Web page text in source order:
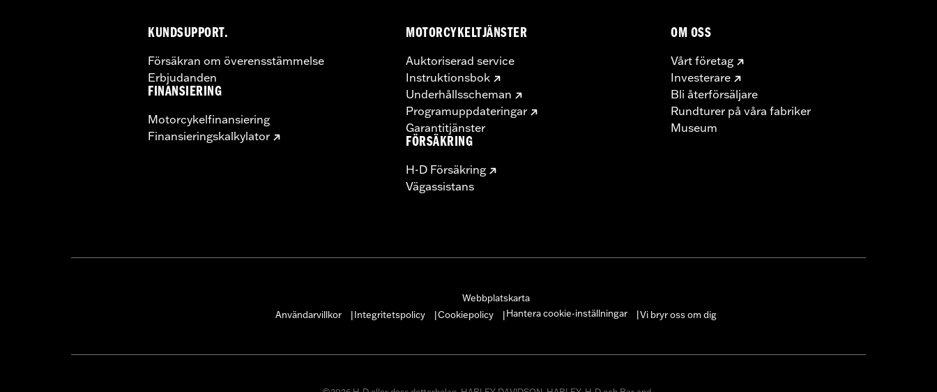
KUNDSUPPORT.
Försäkran om överensstämmelse
Erbjudanden
FINANSIERING
Motorcykelfinansiering
Finansieringskalkylator
MOTORCYKELTJÄNSTER
Auktoriserad service
Instruktionsbok
Underhållsscheman
Programuppdateringar
Garantitjänster
FÖRSÄKRING
H-D Försäkring
Vägassistans
OM OSS
Vårt företag
Investerare
Bli återförsäljare
Rundturer på våra fabriker
Museum
Webbplatskarta
Användarvillkor
Integritetspolicy Cookiepolicy Hantera cookie-inställningar Vi bryr oss om dig